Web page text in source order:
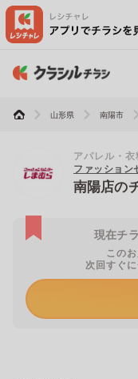
山形県 南陽市
アパレル・衣
ファッション
南陽店の
現在チ
この
次回すぐ